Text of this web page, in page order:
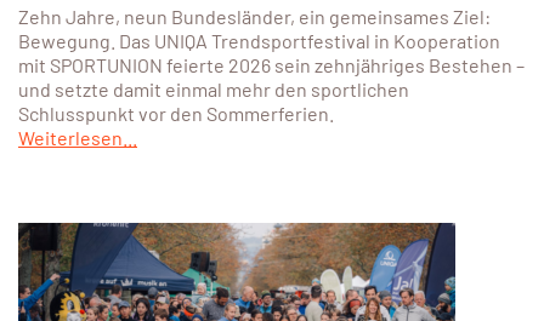
Zehn Jahre, neun Bundesländer, ein gemeinsames Ziel:
Bewegung. Das UNIQA Trendsportfestival in Kooperation
mit SPORTUNION feierte 2026 sein zehnjähriges Bestehen –
und setzte damit einmal mehr den sportlichen
Schlusspunkt vor den Sommerferien.
Weiterlesen...